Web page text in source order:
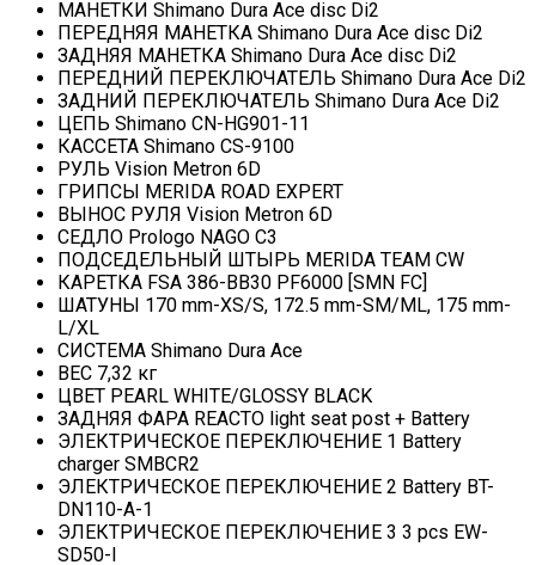
МАНЕТКИ Shimano Dura Ace disc Di2
ПЕРЕДНЯЯ МАНЕТКА Shimano Dura Ace disc Di2
ЗАДНЯЯ МАНЕТКА Shimano Dura Ace disc Di2
ПЕРЕДНИЙ ПЕРЕКЛЮЧАТЕЛЬ Shimano Dura Ace Di2
ЗАДНИЙ ПЕРЕКЛЮЧАТЕЛЬ Shimano Dura Ace Di2
ЦЕПЬ Shimano CN-HG901-11
КАССЕТА Shimano CS-9100
РУЛЬ Vision Metron 6D
ГРИПСЫ MERIDA ROAD EXPERT
ВЫНОС РУЛЯ Vision Metron 6D
СЕДЛО Prologo NAGO C3
ПОДСЕДЕЛЬНЫЙ ШТЫРЬ MERIDA TEAM CW
КАРЕТКА FSA 386-BB30 PF6000 [SMN FC]
ШАТУНЫ 170 mm-XS/S, 172.5 mm-SM/ML, 175 mm-
L/XL
СИСТЕМА Shimano Dura Ace
ВЕС 7,32 кг
ЦВЕТ PEARL WHITE/GLOSSY BLACK
ЗАДНЯЯ ФАРА REACTO light seat post + Battery
ЭЛЕКТРИЧЕСКОЕ ПЕРЕКЛЮЧЕНИЕ 1 Battery
charger SMBCR2
ЭЛЕКТРИЧЕСКОЕ ПЕРЕКЛЮЧЕНИЕ 2 Battery BT-
DN110-A-1
ЭЛЕКТРИЧЕСКОЕ ПЕРЕКЛЮЧЕНИЕ 3 3 pcs EW-
SD50-I